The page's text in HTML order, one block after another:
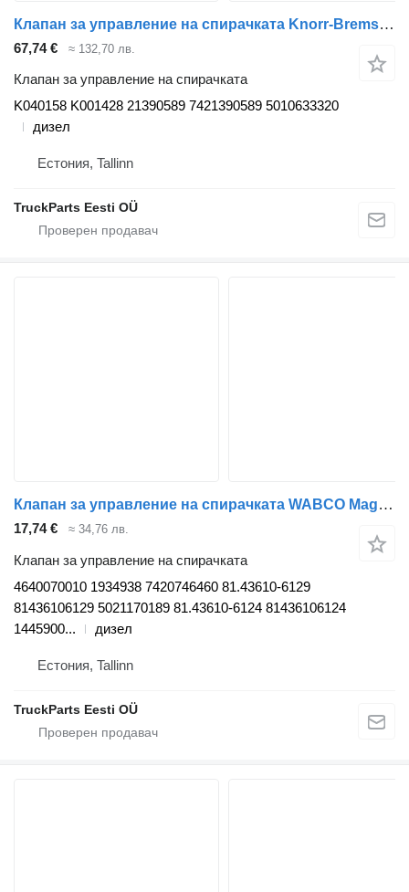
Клапан за управление на спирачката Knorr-Bremse RENAULT, KNORR-BREMSE Magnum Dxi (01.05-12.13) K040158 K001428 за влекач Renault Magnum (1990-2014)
67,74 € ≈ 132,70 лв.
Клапан за управление на спирачката
K040158 K001428 21390589 7421390589 5010633320
дизел
Естония, Tallinn
TruckParts Eesti OÜ
Клапан за управление на спирачката WABCO Magnum Dxi (01.05-12.13) 4640070010 за влекач Renault Magnum (1990-2014)
17,74 € ≈ 34,76 лв.
Клапан за управление на спирачката
4640070010 1934938 7420746460 81.43610-6129
81436106129 5021170189 81.43610-6124 81436106124
1445900...
дизел
Естония, Tallinn
TruckParts Eesti OÜ